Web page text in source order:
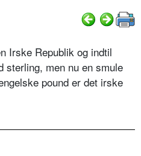
Irske Republik og indtil
sterling, men nu en smule
pound er det irske